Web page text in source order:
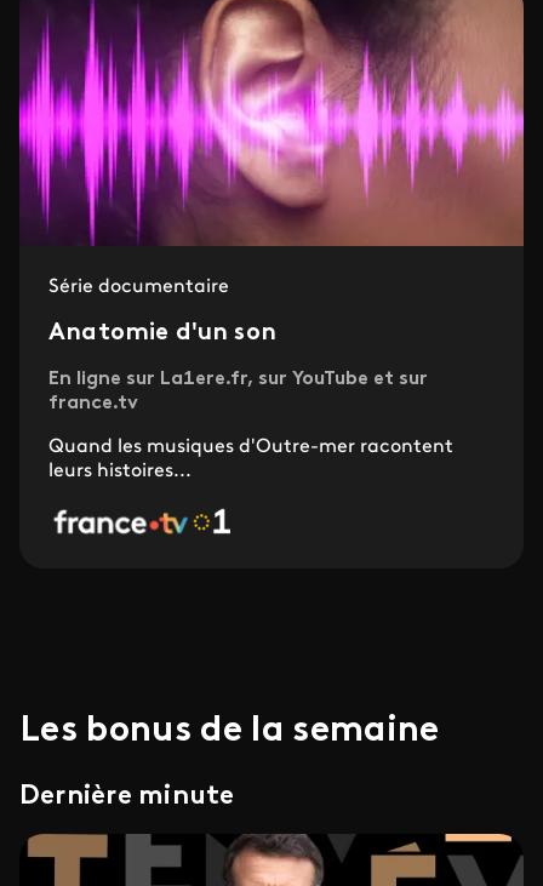
Série documentaire
Anatomie d'un son
En ligne sur La1ere.fr, sur YouTube et sur
france.tv
Quand les musiques d'Outre-mer racontent
leurs histoires...
Les bonus de la semaine
Dernière minute